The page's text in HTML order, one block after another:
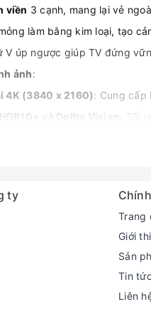
viền 3 cạnh, mang lại vẻ
làm bằng kim loại, tạo
V úp ngược giúp TV đứng
ảnh:
4K (3840 x 2160): Cung cấp
và Dolby Vision
: Tối
: Đảm bảo các cảnh
thanh
2.0 kênh
: Tổng công suất
và DTS-HD
: Tạo
minh & Gaming
Google TV
: Giao diện trực
ty
Trang
Giới
Sản
Tin tức
Liên